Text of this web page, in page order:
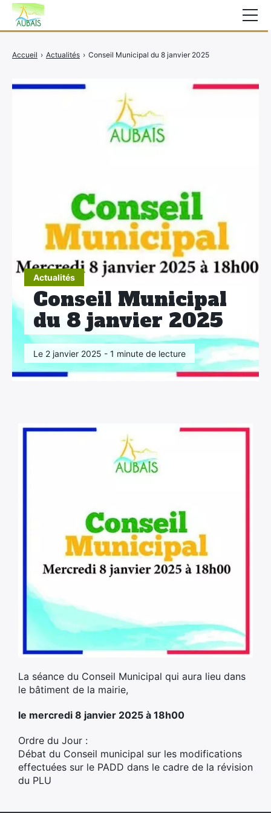
Actualités
Conseil Municipal
du 8 janvier 2025
Le 2 janvier 2025 - 1 minute de lecture
Accueil › Actualités › Conseil Municipal du 8 janvier 2025
La séance du Conseil Municipal qui aura lieu dans
le bâtiment de la mairie,
le mercredi 8 janvier 2025 à 18h00
Ordre du Jour :
Débat du Conseil municipal sur les modifications
effectuées sur le PADD dans le cadre de la révision
du PLU
Elections
Etat Civil
Autres Démarches